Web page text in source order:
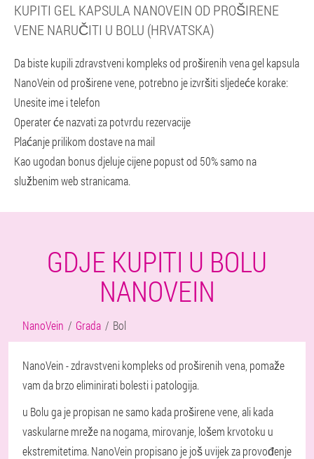
KUPITI GEL KAPSULA NANOVEIN OD PROŠIRENE
VENE NARUČITI U BOLU (HRVATSKA)
Da biste kupili zdravstveni kompleks od proširenih vena gel kapsula
NanoVein od proširene vene, potrebno je izvršiti sljedeće korake:
Unesite ime i telefon
Operater će nazvati za potvrdu rezervacije
Plaćanje prilikom dostave na mail
Kao ugodan bonus djeluje cijene popust od 50% samo na
službenim web stranicama.
GDJE KUPITI U BOLU
NANOVEIN
NanoVein Grada Bol
NanoVein - zdravstveni kompleks od proširenih vena, pomaže
vam da brzo eliminirati bolesti i patologija.
u Bolu ga je propisan ne samo kada proširene vene, ali kada
vaskularne mreže na nogama, mirovanje, lošem krvotoku u
ekstremitetima. NanoVein propisano je još uvijek za provođenje